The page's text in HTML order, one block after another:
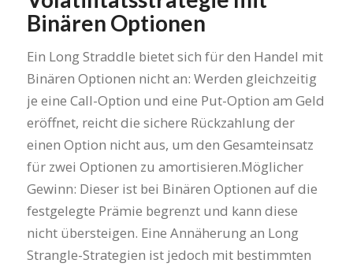
Binären Optionen
Ein Long Straddle bietet sich für den Handel mit
Binären Optionen nicht an: Werden gleichzeitig
je eine Call-Option und eine Put-Option am Geld
eröffnet, reicht die sichere Rückzahlung der
einen Option nicht aus, um den Gesamteinsatz
für zwei Optionen zu amortisieren.Möglicher
Gewinn: Dieser ist bei Binären Optionen auf die
festgelegte Prämie begrenzt und kann diese
nicht übersteigen. Eine Annäherung an Long
Strangle-Strategien ist jedoch mit bestimmten